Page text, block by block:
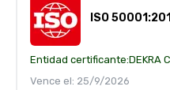
ISO
Entidad certificante:DEKRA
Vence el: 25/9/2026